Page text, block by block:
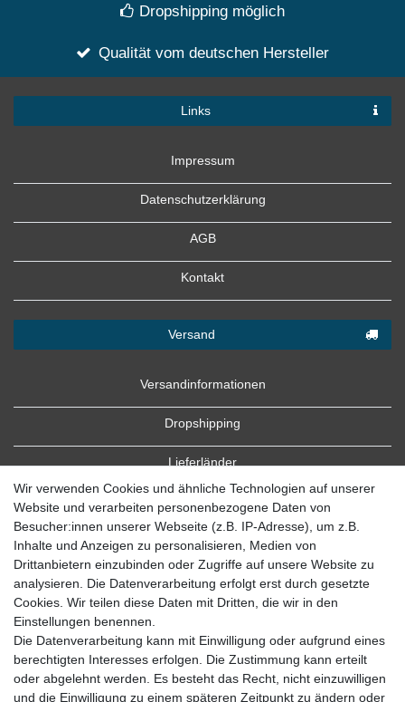
Dropshipping möglich
Qualität vom deutschen Hersteller
Links
Impressum
Datenschutzerklärung
AGB
Kontakt
Versand
Versandinformationen
Dropshipping
Lieferländer
Zahlung
Zahlungsbedingungen
Wir verwenden Cookies und ähnliche Technologien auf unserer
Website und verarbeiten personenbezogene Daten von
Besucher:innen unserer Webseite (z.B. IP-Adresse), um z.B.
Inhalte und Anzeigen zu personalisieren, Medien von
Drittanbietern einzubinden oder Zugriffe auf unsere Website zu
analysieren. Die Datenverarbeitung erfolgt erst durch gesetzte
Cookies. Wir teilen diese Daten mit Dritten, die wir in den
Einstellungen benennen.
Die Datenverarbeitung kann mit Einwilligung oder aufgrund eines
berechtigten Interesses erfolgen. Die Zustimmung kann erteilt
oder abgelehnt werden. Es besteht das Recht, nicht einzuwilligen
und die Einwilligung zu einem späteren Zeitpunkt zu ändern oder